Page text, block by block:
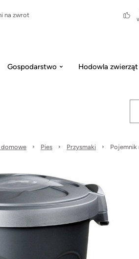
na zwrot
Gospodarstwo Hodowla zwierząt
Pies Przysmaki Pojemnik